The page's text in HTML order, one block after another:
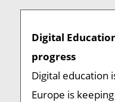
Digital
progress
Digital education
Europe is